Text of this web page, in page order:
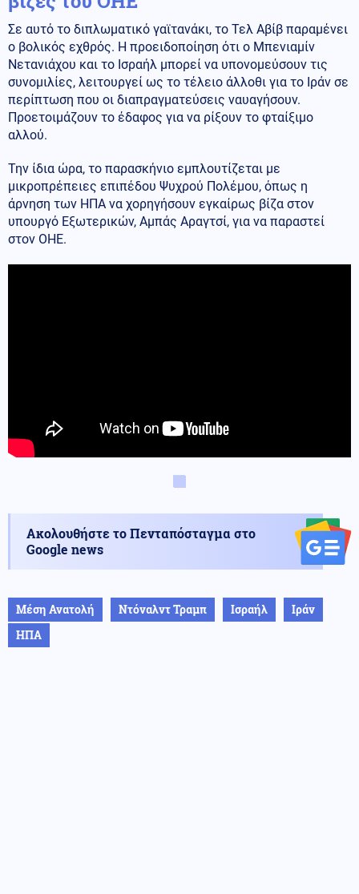
Σε αυτό το διπλωματικό γαϊτανάκι, το Τελ Αβίβ παραμένει
ο βολικός εχθρός. Η προειδοποίηση ότι ο Μπενιαμίν
Νετανιάχου και το Ισραήλ μπορεί να υπονομεύσουν τις
συνομιλίες, λειτουργεί ως το τέλειο άλλοθι για το Ιράν σε
περίπτωση που οι διαπραγματεύσεις ναυαγήσουν.
Προετοιμάζουν το έδαφος για να ρίξουν το φταίξιμο
αλλού.
Την ίδια ώρα, το παρασκήνιο εμπλουτίζεται με
μικροπρέπειες επιπέδου Ψυχρού Πολέμου, όπως η
άρνηση των ΗΠΑ να χορηγήσουν εγκαίρως βίζα στον
υπουργό Εξωτερικών, Αμπάς Αραγτσί, για να παραστεί
στον ΟΗΕ.
Ακολουθήστε το Πενταπόσταγμα στο
Google news
Μέση Ανατολή Ντόναλντ Τραμπ Ισραήλ
Ιράν
ΗΠΑ